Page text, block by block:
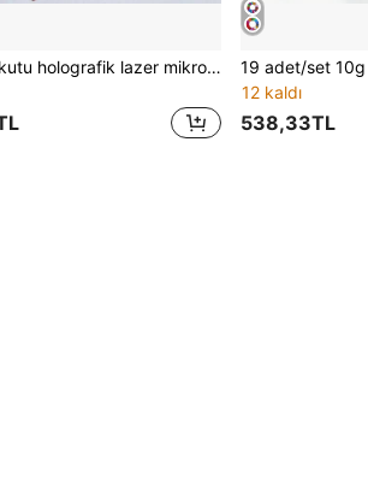
12 adet/kutu holografik lazer mikro yıldız ve kalp şeklinde simli epoksi reçine kalıbı, anahtarlık ve kolye yapımı için 1 mm pentagram ve kalp şeklinde pullarla doldurulabilir.
12 kaldı
538,33TL